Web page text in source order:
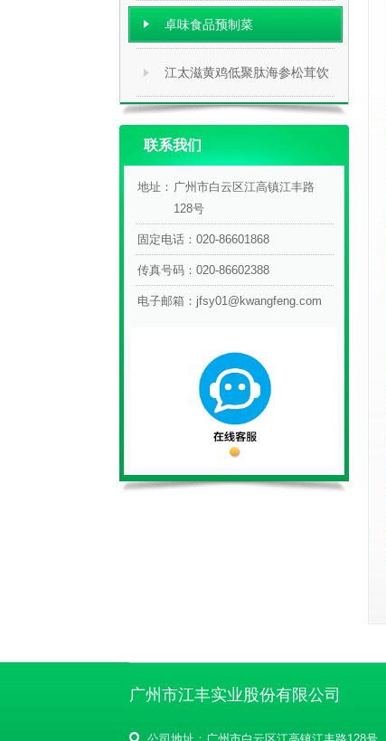
卓味食品预制菜
江太滋黄鸡低聚肽海参松茸饮
联系我们
地址： 广州市白云区江高镇江丰路
128号
固定电话： 020-86601868
传真号码： 020-86602388
电子邮箱： jfsy01@kwangfeng.com
广州市江丰实业股份有限公司